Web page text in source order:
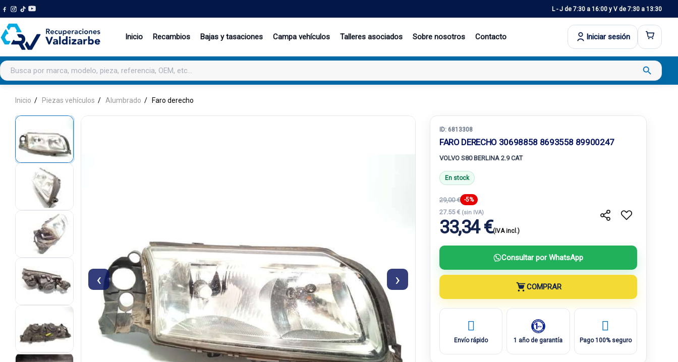
L - J de 7:30 a 16:00 y V de 7:30 a 13:30
Inicio Recambios Bajas y tasaciones Campa vehículos Talleres asociados Sobre nosotros Contacto Iniciar sesión
Buscar productos search
Inicio Piezas vehículos Alumbrado Faro derecho
‹ ›
ID: 6813308
FARO DERECHO 30698858 8693558 89900247
VOLVO S80 BERLINA 2.9 CAT
En stock
29,00 € -5%
27.55 € (sin IVA)
33,34 €(IVA incl.)
Consultar por WhatsApp
COMPRAR
Envío rápido 1 año de garantía Pago 100% seguro